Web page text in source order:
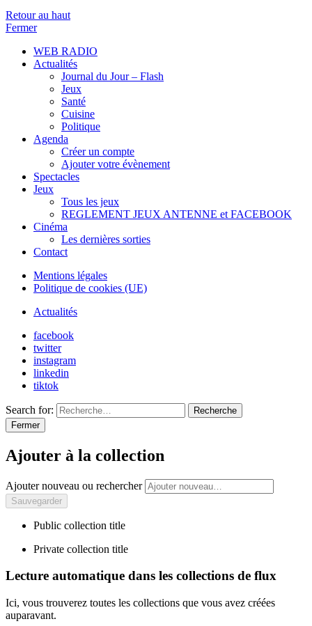
Retour au haut
Fermer
WEB RADIO
Actualités
Journal du Jour – Flash
Jeux
Santé
Cuisine
Politique
Agenda
Créer un compte
Ajouter votre évènement
Spectacles
Jeux
Tous les jeux
REGLEMENT JEUX ANTENNE et FACEBOOK
Cinéma
Les dernières sorties
Contact
Mentions légales
Politique de cookies (UE)
Actualités
facebook
twitter
instagram
linkedin
tiktok
Search for:
Recherche
Fermer
Ajouter à la collection
Ajouter nouveau ou rechercher
Public collection title
Private collection title
Lecture automatique dans les collections de flux
Ici, vous trouverez toutes les collections que vous avez créées
auparavant.